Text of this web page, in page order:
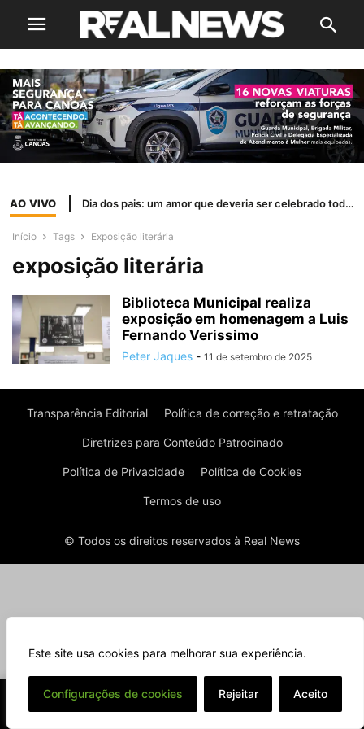
Este site usa cookies para melhorar sua experiência.
Configurações de cookies Rejeitar Aceito
AO VIVO Dia dos pais: um amor que deveria ser celebrado todos os dias
Início Tags Exposição literária
exposição literária
Biblioteca Municipal realiza
exposição em homenagem a Luis
Fernando Verissimo
Peter Jaques - 11 de setembro de 2025
Transparência Editorial Política de correção e retratação
Diretrizes para Conteúdo Patrocinado
Política de Privacidade Política de Cookies
Termos de uso
© Todos os direitos reservados à Real News